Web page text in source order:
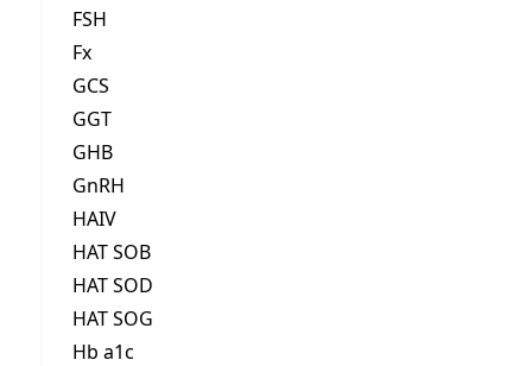
FSH
Fx
GCS
GGT
GHB
GnRH
HAIV
HAT SOB
HAT SOD
HAT SOG
Hb a1c